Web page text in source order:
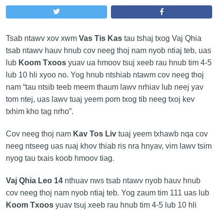
Tsab ntawv xov xwm Vas Tis Kastau tshaj txog Vaj Qhia
tsab ntawv hauv hnub cov neeg thoj nam nyob ntiaj teb, uas
lub Koom Txoosyuav ua hmoov tsuj xeeb rau hnub tim 4-5
lub 10 hli xyoo no. Yog hnub ntshiab ntawm cov neeg thoj
nam “tau ntsib teeb meem thaum lawv nrhiav lub neej yav
tom ntej, uas lawv tuaj yeem pom txog tib neeg txoj kev
txhim kho tag nrho”.
Cov neeg thoj nam Kav Tos Livtuaj yeem txhawb nqa cov
neeg ntseeg uas ruaj khov thiab ris nra hnyav, vim lawv tsim
nyog tau txais koob hmoov tiag.
Vaj Qhia Leo 14nthuav nws tsab ntawv nyob hauv hnub
cov neeg thoj nam nyob ntiaj teb. Yog zaum tim 111 uas lub
Koom Txoosyuav tsuj xeeb rau hnub tim 4-5 lub 10 hli